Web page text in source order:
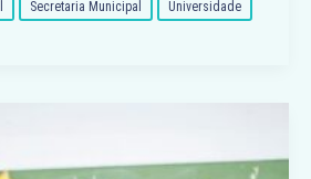
Secretaria Municipal Universidade